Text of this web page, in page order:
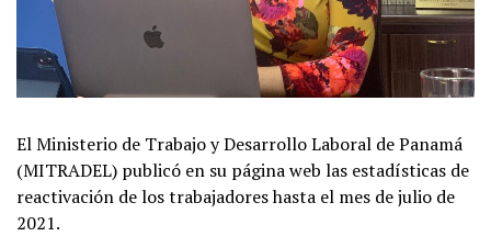
El Ministerio de Trabajo y Desarrollo Laboral de Panamá
(MITRADEL) publicó en su página web las estadísticas de
reactivación de los trabajadores hasta el mes de julio de
2021.